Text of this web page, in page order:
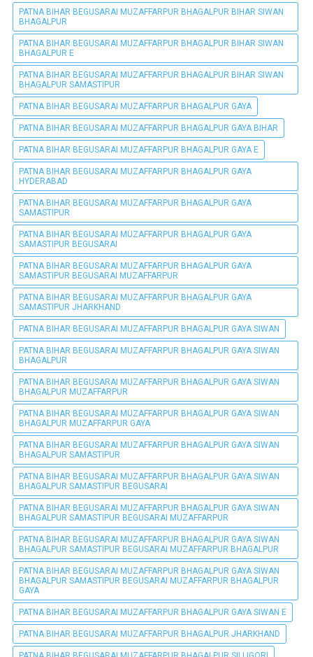
PATNA BIHAR BEGUSARAI MUZAFFARPUR BHAGALPUR BIHAR SIWAN
BHAGALPUR
PATNA BIHAR BEGUSARAI MUZAFFARPUR BHAGALPUR BIHAR SIWAN
BHAGALPUR E
PATNA BIHAR BEGUSARAI MUZAFFARPUR BHAGALPUR BIHAR SIWAN
BHAGALPUR SAMASTIPUR
PATNA BIHAR BEGUSARAI MUZAFFARPUR BHAGALPUR GAYA
PATNA BIHAR BEGUSARAI MUZAFFARPUR BHAGALPUR GAYA BIHAR
PATNA BIHAR BEGUSARAI MUZAFFARPUR BHAGALPUR GAYA E
PATNA BIHAR BEGUSARAI MUZAFFARPUR BHAGALPUR GAYA
HYDERABAD
PATNA BIHAR BEGUSARAI MUZAFFARPUR BHAGALPUR GAYA
SAMASTIPUR
PATNA BIHAR BEGUSARAI MUZAFFARPUR BHAGALPUR GAYA
SAMASTIPUR BEGUSARAI
PATNA BIHAR BEGUSARAI MUZAFFARPUR BHAGALPUR GAYA
SAMASTIPUR BEGUSARAI MUZAFFARPUR
PATNA BIHAR BEGUSARAI MUZAFFARPUR BHAGALPUR GAYA
SAMASTIPUR JHARKHAND
PATNA BIHAR BEGUSARAI MUZAFFARPUR BHAGALPUR GAYA SIWAN
PATNA BIHAR BEGUSARAI MUZAFFARPUR BHAGALPUR GAYA SIWAN
BHAGALPUR
PATNA BIHAR BEGUSARAI MUZAFFARPUR BHAGALPUR GAYA SIWAN
BHAGALPUR MUZAFFARPUR
PATNA BIHAR BEGUSARAI MUZAFFARPUR BHAGALPUR GAYA SIWAN
BHAGALPUR MUZAFFARPUR GAYA
PATNA BIHAR BEGUSARAI MUZAFFARPUR BHAGALPUR GAYA SIWAN
BHAGALPUR SAMASTIPUR
PATNA BIHAR BEGUSARAI MUZAFFARPUR BHAGALPUR GAYA SIWAN
BHAGALPUR SAMASTIPUR BEGUSARAI
PATNA BIHAR BEGUSARAI MUZAFFARPUR BHAGALPUR GAYA SIWAN
BHAGALPUR SAMASTIPUR BEGUSARAI MUZAFFARPUR
PATNA BIHAR BEGUSARAI MUZAFFARPUR BHAGALPUR GAYA SIWAN
BHAGALPUR SAMASTIPUR BEGUSARAI MUZAFFARPUR BHAGALPUR
PATNA BIHAR BEGUSARAI MUZAFFARPUR BHAGALPUR GAYA SIWAN
BHAGALPUR SAMASTIPUR BEGUSARAI MUZAFFARPUR BHAGALPUR
GAYA
PATNA BIHAR BEGUSARAI MUZAFFARPUR BHAGALPUR GAYA SIWAN E
PATNA BIHAR BEGUSARAI MUZAFFARPUR BHAGALPUR JHARKHAND